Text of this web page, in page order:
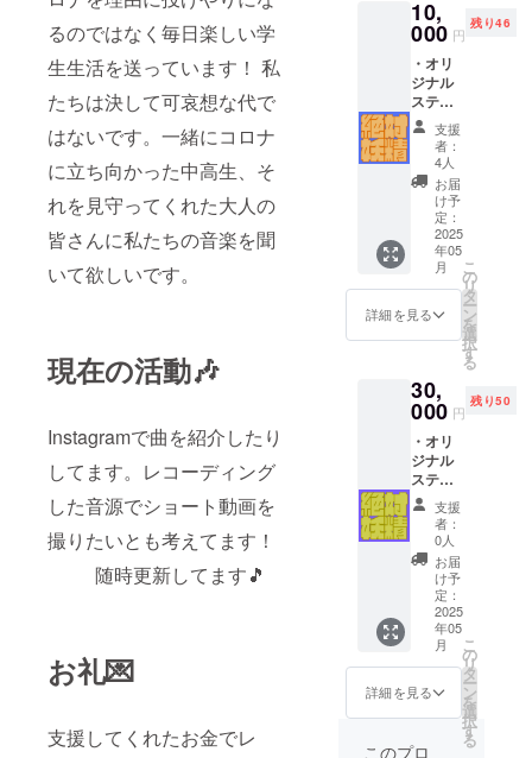
るのではなく毎日楽しい学
生生活を送っています！ 私
たちは決して可哀想な代で
はないです。一緒にコロナ
に立ち向かった中高生、そ
れを見守ってくれた大人の
皆さんに私たちの音楽を聞
いて欲しいです。
現在の活動🎶
Instagramで曲を紹介したり
してます。レコーディング
した音源でショート動画を
撮りたいとも考えてます！
随時更新してます🎵
お礼💌
支援してくれたお金でレ
サイズ
感で
す！ ・
自主制
作CD
「收錄
曲】未
定(5曲
程度）
・メン
バー全
員から
のお礼
の手紙
上記を
郵送で
お届け
源配
信！
メール
で音源
を配信
させて
いただ
きま
す！ レ
コー
ディン
グをし
てデー
タ化さ
れ次第
配信 し
ます！
10,
000 円
残り46
・オリ
ジナル
ステッ
カー！
！ メン
バーで1
からデ
ザイン
しまし
た！
【数
量】5枚
入り
【サイ
ズ】
5cm
X5cmに
おさま
るサイ
ズ感で
す！ ・
自主制
作CD
【収録
曲】未
定（5曲
程度) ・
メン
バー全
員から
のお礼
の手紙
上記を
郵送で
す。 ・
支援
者：
4人
お届
け予
定：
2025
年05
月
詳細を見る
こ
の
リ
タ
ー
ン
を
選
択
す
る
30,
000 円
残り50
・オリ
ジナル
ステッ
カー！
！ メン
バーで1
からデ
ザイン
しまし
た！
【数
量】5枚
入り サ
イ
ズ)5cm
X5cmに
おさま
支援
者：
0人
お届
け予
定：
2025
年05
月
詳細を見る
こ
の
リ
タ
ー
ン
を
選
択
す
る
このプロ